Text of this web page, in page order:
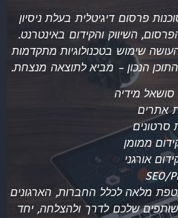
פרסום דיגיטלית בעלת ניסיון
השיווק והקידום באינטרנט.
שימוש בטכנולוגיות מתקדמות
הנכון – מביא לתוצאה מנצחת.
סושאל מידיה
אתרים
סרטונים
ממומן
אורגני
SEO/
מלאה לכלל החברות, הארגונים
שלכם לדרך ולהצלחה, יחד